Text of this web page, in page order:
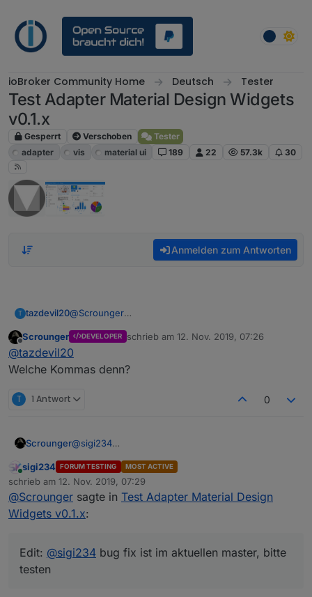
ioBroker Community Home Deutsch Tester
Test Adapter Material Design Widgets
v0.1.x
Gesperrt Verschoben
Tester
adapter
vis material ui 189 22 57.3k 30
Anmelden zum Antworten
T tazdevil20@Scrounger
oberhalb Spaltenüberschriften habe ich aber
trotzdem noch.
Offline
Scrounger DEVELOPER schrieb am 12. Nov. 2019, 07:26
zuletzt editiert von
@tazdevil20
Welche Kommas denn?
T 1 Antwort 0
Scrounger@sigi234
Edit:@sigi234bug fix ist im aktuellen master, bitte
testen
Online
sigi234 FORUM TESTING MOST ACTIVE
schrieb am 12. Nov. 2019, 07:29
zuletzt editiert von
@Scrounger sagte in Test Adapter Material Design
Widgets v0.1.x:
Edit: @sigi234 bug fix ist im aktuellen master, bitte
testen